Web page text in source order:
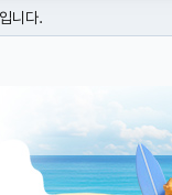
니다.
하고 있다면 아래 URL에